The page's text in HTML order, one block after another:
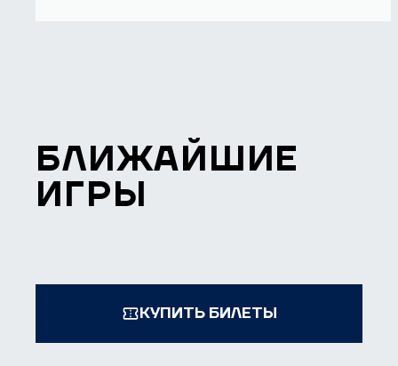
БЛИЖАЙШИЕ
ИГРЫ
КУПИТЬ БИЛЕТЫ